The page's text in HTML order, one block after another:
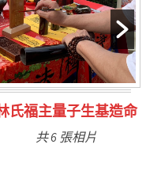
台南永康風水鑑定
共 9 張相片